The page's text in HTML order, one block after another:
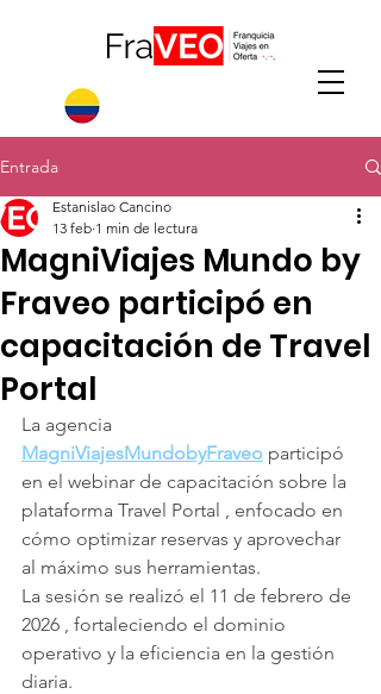
Entrada
MagniViajes Mundo by
Fraveo participó en
capacitación de Travel
Portal
Estanislao Cancino
13 feb 1 min de lectura
La agencia
MagniViajesMundobyFraveo participó
en el webinar de capacitación sobre la
plataforma Travel Portal , enfocado en
cómo optimizar reservas y aprovechar
al máximo sus herramientas.
La sesión se realizó el 11 de febrero de
2026 , fortaleciendo el dominio
operativo y la eficiencia en la gestión
diaria.